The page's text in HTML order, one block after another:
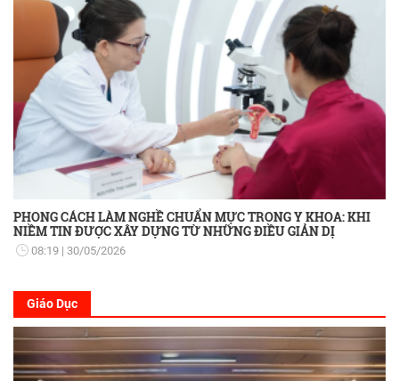
PHONG CÁCH LÀM NGHỀ CHUẨN MỰC TRONG Y KHOA: KHI
NIỀM TIN ĐƯỢC XÂY DỰNG TỪ NHỮNG ĐIỀU GIẢN DỊ
08:19 30/05/2026
Giáo Dục